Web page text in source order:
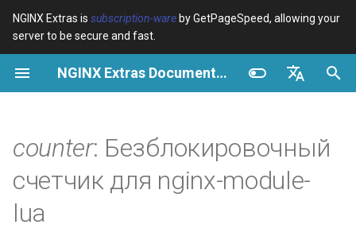
NGINX Extras is subscription-ware by GetPageSpeed, allowing your
server to be secure and fast.
NGINX Extras Documentation
Español
Português (Brasil)
И
н
л
device-type Variables
Examples
geoip2
Directives
Examples
pagespeed
CentOS/RHEL 7 или
CentOS/RHEL 8+, Fedora
Linux, Amazon Linux 2023
VPS/Dedicated - FastCGI
Cache
Производительность
Безопасность
RHEL/CentOS
NGINX-MOD - Улучшенный
NGINX с HTTP/3, HPACK и
проверками состояния для
counter: Безблокировочный
счетчик для nginx-module-
lua